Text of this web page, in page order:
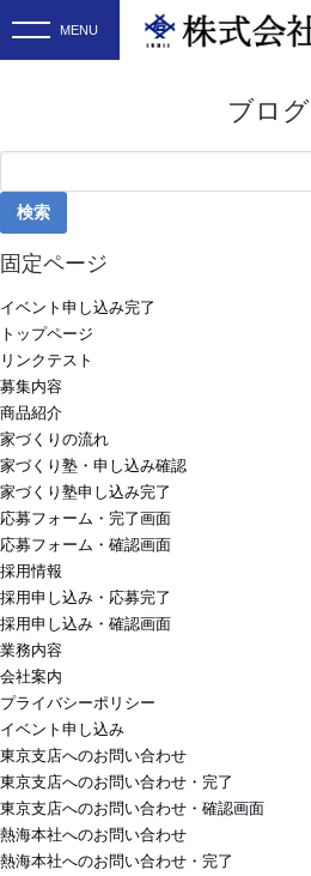
ブログ
索:
固定ページ
イベント申し込み完了
トップページ
リンクテスト
募集内容
商品紹介
家づくりの流れ
家づくり塾・申し込み確認
家づくり塾申し込み完了
応募フォーム・完了画面
応募フォーム・確認画面
採用情報
採用申し込み・応募完了
採用申し込み・確認画面
業務内容
会社案内
プライバシーポリシー
イベント申し込み
東京支店へのお問い合わせ
東京支店へのお問い合わせ・完了
東京支店へのお問い合わせ・確認画面
熱海本社へのお問い合わせ
熱海本社へのお問い合わせ・完了